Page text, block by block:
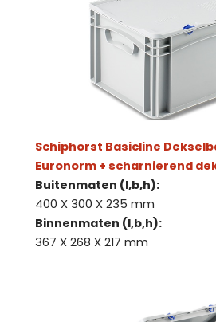
Schiphorst Basicline
Euronorm + scharnierend
Buitenmaten (l,b,h):
400 X 300 X 235 mm
Binnenmaten (l,b,h):
367 X 268 X 217 mm